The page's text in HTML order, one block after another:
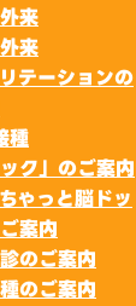
来
来
テーションの
種
ク」のご案内
ゃっと脳ドッ
案内
のご案内
のご案内